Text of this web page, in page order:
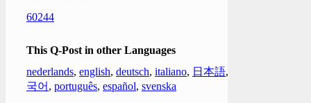
60244
This Q-Post in other Languages
nederlands, english, deutsch, italiano, 日本語,
국어 , português, español, svenska